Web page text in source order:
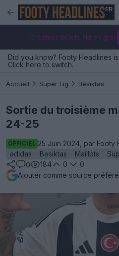
FR
Créateur de kits FM en gros
Did you know? Footy Headlines
Click here to switch.
Accueil Süper Lig Besiktas
Sortie du troisième
24-25
OFFICIEL 25 Juin 2024, par Footy
adidas
Besiktas Maillots
0
184 0
0
Ajouter comme source